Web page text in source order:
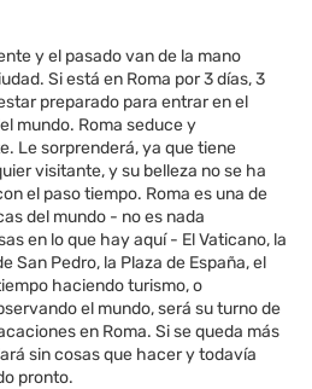
y el pasado van de la mano
Si está en Roma por 3 días, 3
preparado para entrar en el
mundo. Roma seduce y
Le sorprenderá, ya que tiene
visitante, y su belleza no se ha
el paso tiempo. Roma es una de
del mundo - no es nada
en lo que hay aquí - El Vaticano, la
San Pedro, la Plaza de España, el
haciendo turismo, o
el mundo, será su turno de
en Roma. Si se queda más
sin cosas que hacer y todavía
pronto.